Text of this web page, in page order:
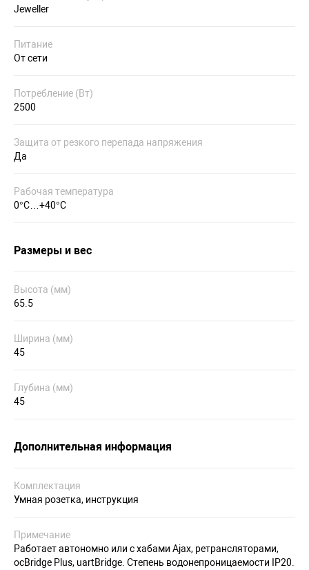
Jeweller
Питание
От сети
Потребление (Вт)
2500
Защита от резкого перепада напряжения
Да
Рабочая температура
0°С…+40°С
Размеры и вес
Высота (мм)
65.5
Ширина (мм)
45
Глубина (мм)
45
Дополнительная информация
Комплектация
Умная розетка, инструкция
Примечание
Работает автономно или с хабами Ajax, ретрансляторами,
ocBridge Plus, uartBridge. Степень водонепроницаемости IP20.